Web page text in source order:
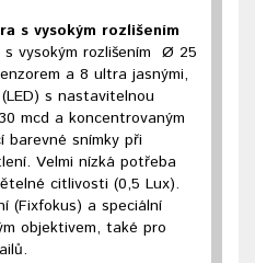
s vysokým rozlišením
s vysokým rozlišením Ø 25
a 8 ultra jasnými,
s nastavitelnou
mcd a koncentrovaným
barevné snímky při
Velmi nízká potřeba
citlivosti (0,5 Lux).
(Fixfokus) a speciální
objektivem, také pro